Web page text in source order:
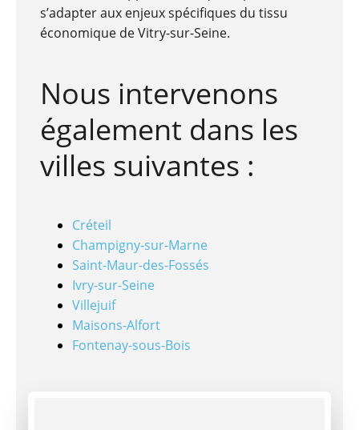
s’adapter aux enjeux spécifiques du tissu
économique de Vitry-sur-Seine.
Nous intervenons
également dans les
villes suivantes :
Créteil
Champigny-sur-Marne
Saint-Maur-des-Fossés
Ivry-sur-Seine
Villejuif
Maisons-Alfort
Fontenay-sous-Bois